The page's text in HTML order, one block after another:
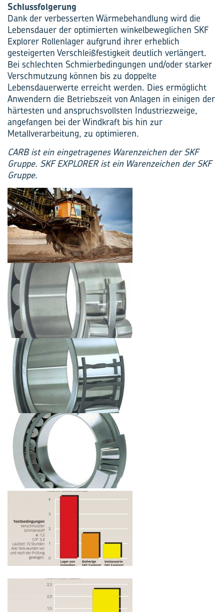
Schlussfolgerung
Dank der verbesserten Wärmebehandlung wird die
Lebensdauer der optimierten winkelbeweglichen SKF
Explorer Rollenlager aufgrund ihrer erheblich
gesteigerten Verschleißfestigkeit deutlich verlängert.
Bei schlechten Schmierbedingungen und/oder starker
Verschmutzung können bis zu doppelte
Lebensdauerwerte erreicht werden. Dies ermöglicht
Anwendern die Betriebszeit von Anlagen in einigen der
härtesten und anspruchsvollsten Industriezweige,
angefangen bei der Windkraft bis hin zur
Metallverarbeitung, zu optimieren.
CARB ist ein eingetragenes Warenzeichen der SKF
Gruppe. SKF EXPLORER ist ein Warenzeichen der SKF
Gruppe.